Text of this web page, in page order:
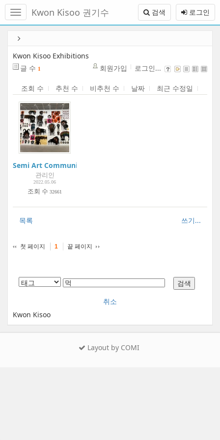
메
토
로그인
검색
Kwon Kisoo 권기수
Kwon Kisoo Exhibitions
글 수 1 회원가입 로그인...
조회 수 추천 수 비추천 수 날짜 최근 수정일
Semi Art Community Project:Boogie Woogie Art Museum |
관리인
2022.05.06
조회 수 32661
쓰기...
목록
첫 페이지 1 끝 페이지
취소
Kwon Kisoo
Layout by COMI